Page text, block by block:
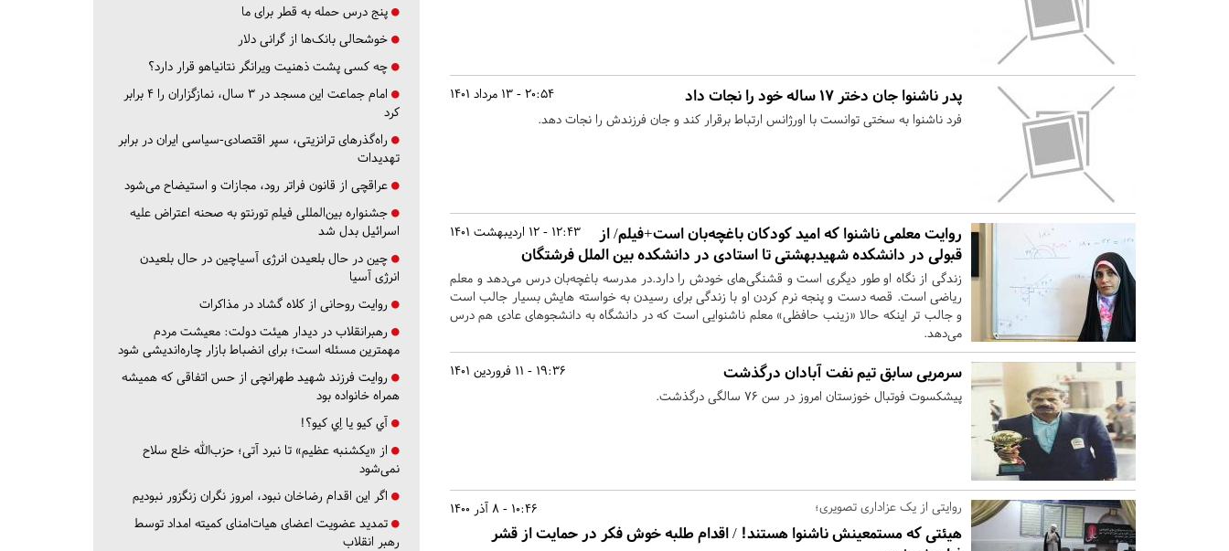
20:54 - 13 مرداد 1401 پدر ناشنوا جان دختر ۱۷ ساله خود را نجات داد
فرد ناشنوا به سختی توانست با اورژانس ارتباط برقرار کند و جان فرزندش را نجات دهد.
12:43 - 12 اردیبهشت 1401
روایت معلمی ناشنوا که امید کودکان باغچه‌بان است+فیلم/ از
قبولی در دانشکده شهیدبهشتی تا استادی در دانشکده بین الملل فرشتگان
زندگی از نگاه او طور دیگری است و قشنگی‌های خودش را دارد.در مدرسه باغچه‌بان درس می‌دهد و معلم
ریاضی است. قصه دست و پنجه نرم کردن او با زندگی برای رسیدن به خواسته هایش بسیار جالب است
و جالب تر اینکه حالا «زینب حافظی» معلم ناشنوایی است که در دانشگاه به دانشجوهای عادی هم درس
می‌دهد.
19:36 - 11 فروردین 1401 سرمربی سابق تیم نفت آبادان درگذشت
پیشکسوت فوتبال خوزستان امروز در سن ۷۶ سالگی درگذشت.
10:46 - 8 آذر 1400 روایتی از یک عزاداری تصویری؛
هیئتی که مستمعینش ناشنوا هستند! / اقدام طلبه خوش فکر در حمایت از قشر
پنج درس‌ حمله به قطر برای ما
خوشحالی بانک‌ها از گرانی دلار
چه کسی پشت ذهنیت ویرانگر نتانیاهو قرار دارد؟
امام جماعت این مسجد در ۳ سال، نمازگزاران را ۴ برابر
کرد
راه‌گذرهای ترانزیتی، سپر اقتصادی-سیاسی ایران در برابر
تهدیدات
عراقچی از قانون فراتر رود، مجازات و استیضاح می‌شود
جشنواره بین‌المللی فیلم تورنتو به صحنه اعتراض علیه
اسرائیل بدل شد
چین در حال بلعیدن انرژی آسیاچین در حال بلعیدن
انرژی آسیا
روایت روحانی از کلاه گشاد در مذاکرات
رهبرانقلاب در دیدار هیئت دولت: معیشت مردم
مهمترین مسئله است؛ برای انضباط بازار چاره‌اندیشی شود
روایت فرزند شهید طهرانچی از حس اتفاقی که همیشه
همراه خانواده بود
آي كيو يا اِي كيو؟!
از «یکشنبه عظیم» تا نبرد آتی؛ حزب‌الله خلع سلاح
نمی‌شود
اگر این اقدام رضاخان نبود، امروز نگران زنگزور نبودیم
تمدید عضویت اعضای هیات‌امنای کمیته امداد توسط
رهبر انقلاب